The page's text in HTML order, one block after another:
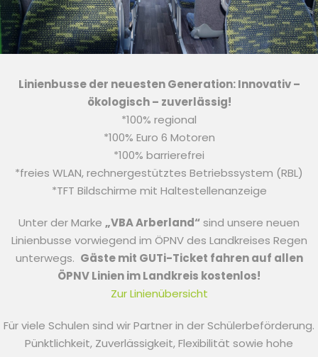
Linienbusse der neuesten Generation: Innovativ –
ökologisch – zuverlässig!
*100% regional
*100% Euro 6 Motoren
*100% barrierefrei
*freies WLAN, rechnergestütztes Betriebssystem (RBL)
*TFT Bildschirme mit Haltestellenanzeige
Unter der Marke „VBA Arberland“ sind unsere neuen
Linienbusse vorwiegend im ÖPNV des Landkreises Regen
unterwegs. Gäste mit GUTi-Ticket fahren auf allen
ÖPNV Linien im Landkreis kostenlos!
Zur Linienübersicht
Für viele Schulen sind wir Partner in der Schülerbeförderung.
Pünktlichkeit, Zuverlässigkeit, Flexibilität sowie hohe